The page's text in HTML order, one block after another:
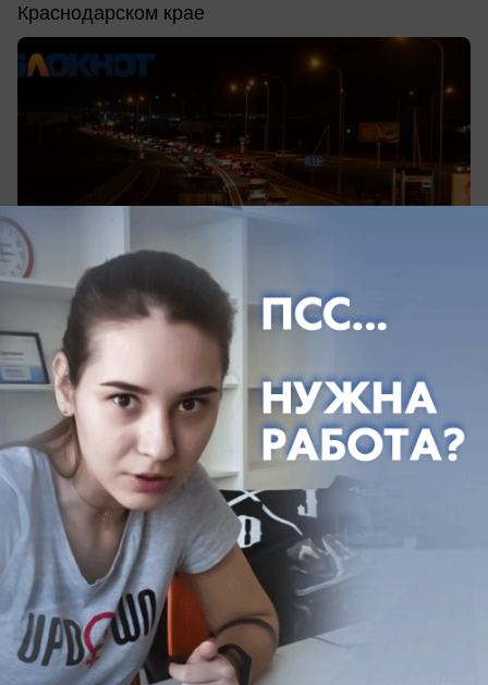
Краснодарском крае
вчера в 19:12
Общество
Конкурс до 200 человек на место: стали
известны самые популярные
направления в КубГУ
На какие направления выстроились очереди
абитуриентов в краснодарском вузе?